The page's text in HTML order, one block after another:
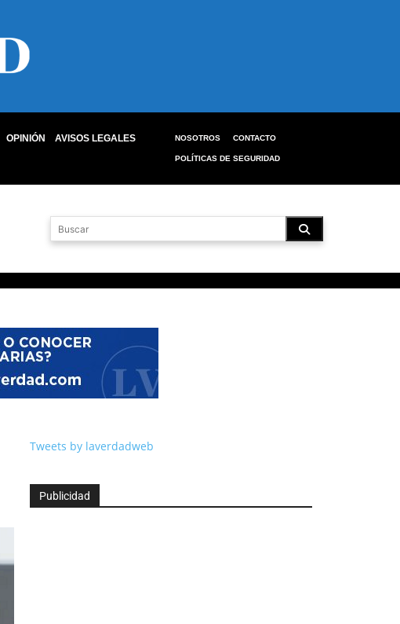
OPINIÓN
AVISOS LEGALES
NOSOTROS CONTACTO
POLÍTICAS DE SEGURIDAD
Tweets by laverdadweb
Publicidad